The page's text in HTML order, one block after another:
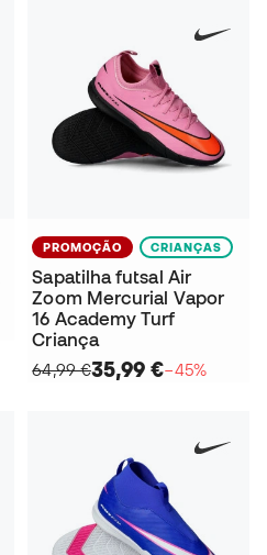
PROMOÇÃO CRIANÇAS
Sapatilha futsal Air
Zoom Mercurial Vapor
16 Academy Turf
Criança
64,99 €35,99 €−45%